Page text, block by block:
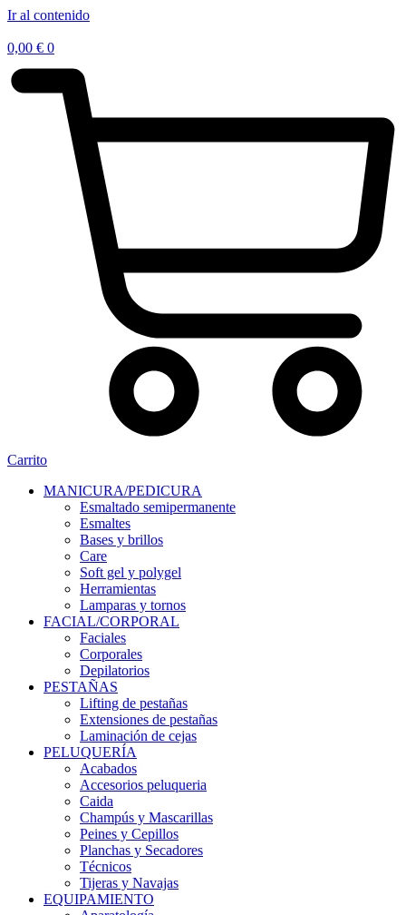
Ir al contenido
0,00 € 0
Carrito
MANICURA/PEDICURA
Esmaltado semipermanente
Esmaltes
Bases y brillos
Care
Soft gel y polygel
Herramientas
Lamparas y tornos
FACIAL/CORPORAL
Faciales
Corporales
Depilatorios
PESTAÑAS
Lifting de pestañas
Extensiones de pestañas
Laminación de cejas
PELUQUERÍA
Acabados
Accesorios peluqueria
Caida
Champús y Mascarillas
Peines y Cepillos
Planchas y Secadores
Técnicos
Tijeras y Navajas
EQUIPAMIENTO